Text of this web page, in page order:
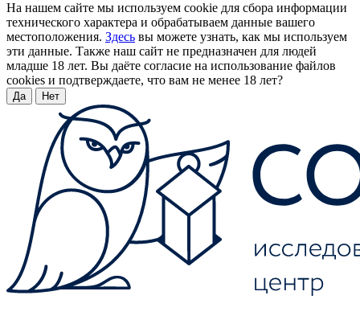
На нашем сайте мы используем cookie для сбора информации
технического характера и обрабатываем данные вашего
местоположения. Здесь вы можете узнать, как мы используем
эти данные. Также наш сайт не предназначен для людей
младше 18 лет. Вы даёте согласие на использование файлов
cookies и подтверждаете, что вам не менее 18 лет?
Да Нет